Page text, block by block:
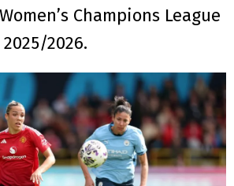
Champions League
2026.